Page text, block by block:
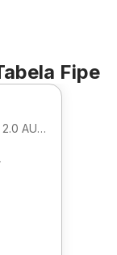
Fipe
SPORTBACK S LINE HIBRIDO HEV 2.0 AUTOMATICO